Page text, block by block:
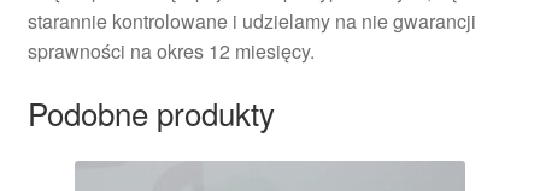
starannie kontrolowane i udzielamy na nie gwarancji
sprawności na okres 12 miesięcy.
Podobne produkty